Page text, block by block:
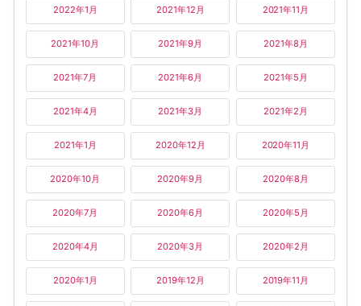
2022年1月 2021年12月 2021年11月
2021年10月 2021年9月 2021年8月
2021年7月 2021年6月 2021年5月
2021年4月 2021年3月 2021年2月
2021年1月 2020年12月 2020年11月
2020年10月 2020年9月 2020年8月
2020年7月 2020年6月 2020年5月
2020年4月 2020年3月 2020年2月
2020年1月 2019年12月 2019年11月